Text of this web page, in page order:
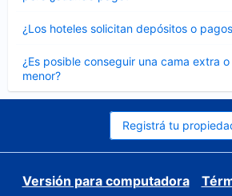
¿Los hoteles solicitan depósitos o
cerrado
¿Es posible conseguir una cama extra
menor?
cerrado
Registrá tu
Versión para computadora